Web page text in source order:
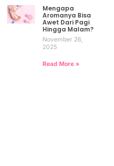
Mengapa
Aromanya Bisa
Awet Dari Pagi
Hingga Malam?
November 26,
2025
Read More »